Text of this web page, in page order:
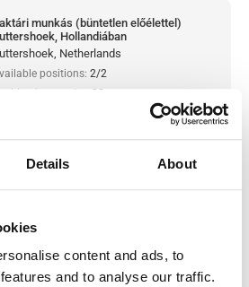
Details About
content and ads, to
and to analyse our traffic.
munkás (büntetlen előélettel)
Hollandiában
Netherlands
positions: 2/2
is open for:
22
Hollandiában
star_border 0/5(0 reviews)